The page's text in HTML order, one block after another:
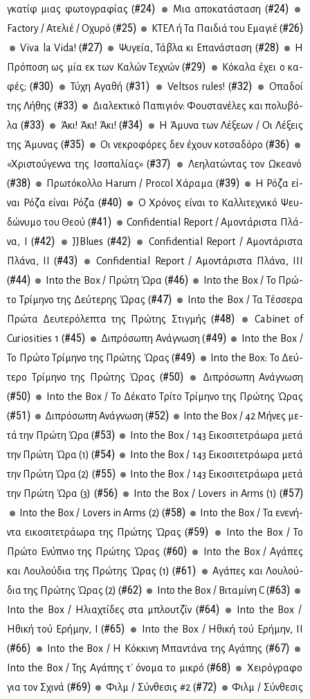
γκα­τίφ μιας φω­το­γρα­φί­ας (#24) Μια απο­κα­τά­στα­ση (#24)
Factory / Ατε­λιέ / Οχυ­ρό (#25) ΚΤΕΛ ή Τα Παι­διά του Εμα­γιέ (#26)
Viva la Vida! (#27) Ψυ­γεία, Τά­βλα κι Επα­νά­στα­ση (#28)
Η
Πρό­πο­ση ως μία εκ των Κα­λών Τε­χνών (#29)
Κό­κα­λα έχει ο κα­
φές; (#30) Τύ­χη Αγα­θή (#31) Veltsos rules! (#32)
Οπα­δοί
της Λή­θης (#33)
Δια­λε­κτι­κό Πα­πι­γιόν: Φου­στα­νέ­λες και πο­λυ­βό­
λα (#33) Άκι! Άκι! Άκι! (#34)
Η Άμυ­να των Λέ­ξε­ων / Οι Λέ­ξεις
της Άμυ­νας (#35) Οι νε­κρο­φό­ρες δεν έχουν κο­τσα­δό­ρο (#36)
«Χρι­στού­γεν­να της Ισο­πα­λί­ας» (#37)
Λε­η­λα­τώ­ντας τον Ωκε­α­νό
(#38) Πρω­τό­κολ­λο Harum / Procol Χά­ρα­μα (#39)
Η Ρό­ζα εί­
ναι Ρό­ζα εί­ναι Ρό­ζα (#40)
Ο Χρό­νος εί­ναι το Καλ­λι­τε­χνι­κό Ψευ­
δώ­νυ­μο του Θε­ού (#41)
Confidential Report / Αμο­ντά­ρι­στα Πλά­
να, Ι (#42) JJBlues (#42)
Confidential Report / Αμο­ντά­ρι­στα
Πλά­να, ΙΙ (#43)
Confidential Report / Αμο­ντά­ρι­στα Πλά­να, ΙΙΙ
(#44) Into the Box / Πρώ­τη Ώρα (#46)
Into the Box / Το Πρώ­
το Τρί­μη­νο της Δεύ­τε­ρης Ώρας (#47)
Into the Box / Τα Τέσ­σε­ρα
Πρώ­τα Δευ­τε­ρό­λε­πτα της Πρώ­της Στιγ­μής (#48)
Cabinet of
Curiosities 1 (#45) Δι­πρό­σω­πη Ανά­γνω­ση (#49)
Into the Box /
Το Πρώ­το Τρί­μη­νο της Πρώ­της Ώρας (#49)
Into the Box: Το Δεύ­
τε­ρο Τρί­μη­νο της Πρώ­της Ώρας (#50)
Δι­πρό­σω­πη Ανά­γνω­ση
(#50)
Into the Box / Το Δέ­κα­το Τρί­το Τρί­μη­νο της Πρώ­της Ώρας
(#51) Δι­πρό­σω­πη Ανά­γνω­ση (#52)
Into the Box / 42 Μή­νες με­
τά την Πρώ­τη Ώρα (#53)
Into the Box / 143 Ει­κο­σι­τε­τρά­ω­ρα με­τά
την Πρώ­τη Ώρα (1) (#54)
Into the Box / 143 Ει­κο­σι­τε­τρά­ω­ρα με­τά
την Πρώ­τη Ώρα (2) (#55)
Into the Box / 143 Ει­κο­σι­τε­τρά­ω­ρα με­τά
την Πρώ­τη Ώρα (3) (#56) Into the Box / Lovers in Arms (1) (#57)
Into the Box / Lovers in Arms (2) (#58)
Into the Box / Τα ενε­νή­
ντα ει­κο­σι­τε­τρά­ω­ρα της Πρώ­της Ώρας (#59)
Into the Box / Το
Πρώ­το Ενύ­πνιο της Πρώ­της Ώρας (#60)
Into the Box / Αγά­πες
και Λου­λού­δια της Πρώ­της Ώρας (1) (#61)
Αγά­πες και Λου­λού­
δια της Πρώ­της Ώρας (2) (#62) Into the Box / Βι­τα­μί­νη C (#63)
Into the Box / Ηλια­χτί­δες στα μπλου­τζίν (#64)
Into the Box /
Ηθι­κή τού Ερή­μην, Ι (#65)
Into the Box / Ηθι­κή τού Ερή­μην, ΙΙ
(#66) Into the Box / Η Κόκ­κι­νη Μπα­ντά­να της Αγά­πης (#67)
Into the Box / Της Αγά­πης τ᾽ όνο­μα το μι­κρό (#68)
Χει­ρό­γρα­φο
για τον Σχι­νά (#69) Φιλμ / Σύν­θε­σις #2 (#72)
Φιλμ / Σύν­θε­σις